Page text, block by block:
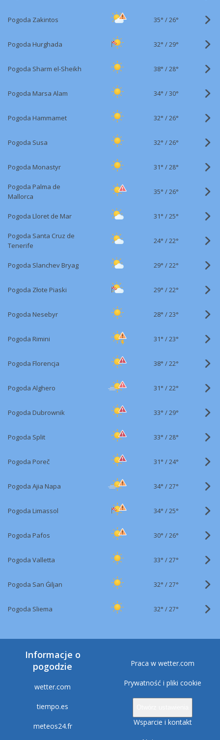
Pogoda Zakintos 35° /26°
Pogoda Hurghada 32° /29°
Pogoda Sharm el-Sheikh 38° /28°
Pogoda Marsa Alam 34° /30°
Pogoda Hammamet 32° /26°
Pogoda Susa 32° /26°
Pogoda Monastyr 31° /28°
Pogoda Palma de
Mallorca
35° /26°
Pogoda Lloret de Mar 31° /25°
Pogoda Santa Cruz de
Tenerife
24° /22°
Pogoda Slanchev Bryag 29° /22°
Pogoda Złote Piaski 29° /22°
Pogoda Nesebyr 28° /23°
Pogoda Rimini 31° /23°
Pogoda Florencja 38° /22°
Pogoda Alghero 31° /22°
Pogoda Dubrownik 33° /29°
Pogoda Split 33° /28°
Pogoda Poreč 31° /24°
Pogoda Ajia Napa 34° /27°
Pogoda Limassol 34° /25°
Pogoda Pafos 30° /26°
Pogoda Valletta 33° /27°
Pogoda San Ġiljan 32° /27°
Pogoda Sliema 32° /27°
Informacje o
pogodzie
wetter.com
tiempo.es
meteos24.fr
Praca w wetter.com
Prywatność i pliki cookie
Wsparcie i kontakt